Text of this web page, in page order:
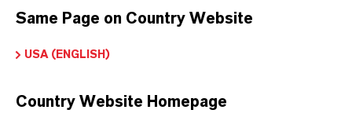
Same Page on Country Website
USA (ENGLISH)
Country Website Homepage